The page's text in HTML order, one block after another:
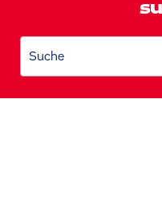
Suche